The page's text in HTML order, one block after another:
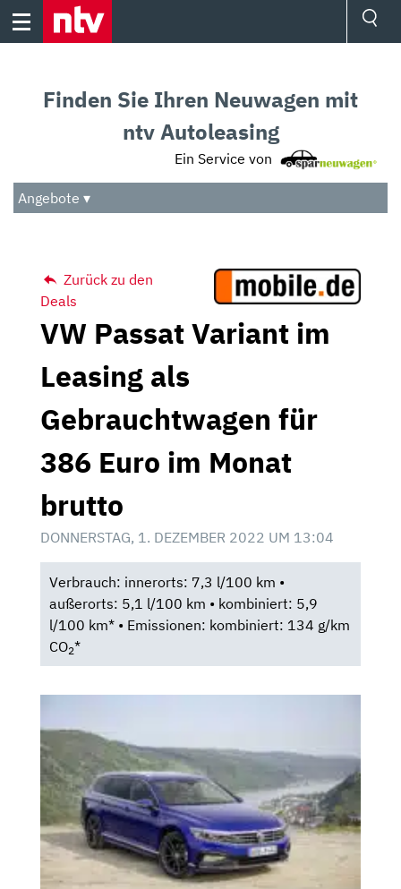
Skip
Audio
Das Beste
Finden Sie Ihren Neuwagen mit
ntv Autoleasing
Ein Service von
Angebote ▾
Zurück zu den
Deals
VW Passat Variant im
Leasing als
Gebrauchtwagen für
386 Euro im Monat
brutto
DONNERSTAG, 1. DEZEMBER 2022 UM 13:04
Verbrauch: innerorts: 7,3 l/100 km •
außerorts: 5,1 l/100 km • kombiniert: 5,9
l/100 km* • Emissionen: kombiniert: 134 g/km
CO2*